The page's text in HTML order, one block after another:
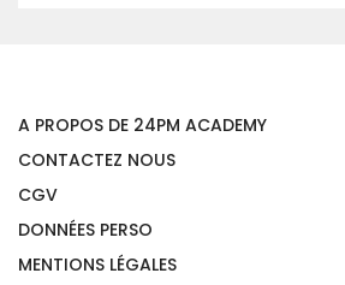
A PROPOS DE 24PM ACADEMY
CONTACTEZ NOUS
CGV
DONNÉES PERSO
MENTIONS LÉGALES